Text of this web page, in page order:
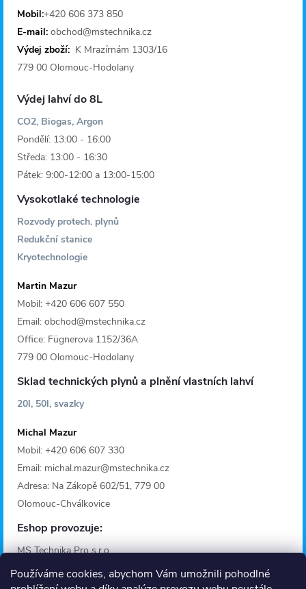
Používáme cookies, abychom Vám umožnili pohodlné
Mobil:+420 606 373 850
E-mail: obchod@mstechnika.cz
Výdej zboží: K Mrazírnám 1303/16
779 00 Olomouc-Hodolany
Výdej lahví do 8L
CO2, Biogas, Argon
Pondělí: 13:00 - 16:00
Středa: 13:00 - 16:30
Pátek: 9:00-12:00 a 13:00-15:00
Vysokotlaké technologie
Rozvody protech. plynů
Redukční stanice
Kryotechnologie
Martin Mazur
Mobil: +420 606 607 550
Email: obchod@mstechnika.cz
Office: Fügnerova 1152/36A
779 00 Olomouc-Hodolany
Sklad technických plynů a plnění vlastních lahví
20l, 50l, svazky
Michal Mazur
Mobil: +420 606 607 330
Email: michal.mazur@mstechnika.cz
Adresa: Na Zákopě 602/51, 779 00
Olomouc-Chválkovice
Eshop provozuje:
MS Technika Pro s.r.o.
IČO: 28642368
Adresa: Fügnerova 1125/36A